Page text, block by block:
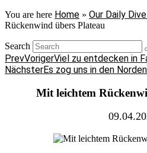
You are here Home » Our Daily
Rückenwind übers Plateau
Search
PrevVorigerViel zu entdecken in
NächsterEs zog uns in den Norden
Mit leichtem